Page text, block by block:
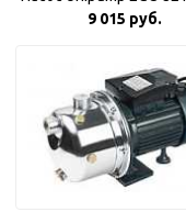
9 015 руб.